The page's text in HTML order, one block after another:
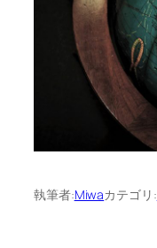
執筆者:Miwaカテゴリ: